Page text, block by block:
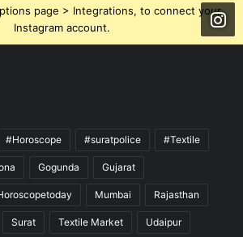
page > Integrations, to connect your
Instagram account.
#Horoscope #suratpolice #Textile
Gogunda Gujarat
Mumbai Rajasthan
Surat Textile Market Udaipur